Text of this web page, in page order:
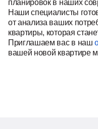
планировок в наших
Наши специалисты
от анализа ваших
квартиры, которая
Приглашаем вас в наш
вашей новой квартире